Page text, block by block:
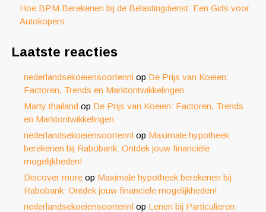
Hoe BPM Berekenen bij de Belastingdienst: Een Gids voor
Autokopers
Laatste reacties
nederlandsekoeiensoortennl op De Prijs van Koeien:
Factoren, Trends en Marktontwikkelingen
Marty thailand op De Prijs van Koeien: Factoren, Trends
en Marktontwikkelingen
nederlandsekoeiensoortennl op Maximale hypotheek
berekenen bij Rabobank: Ontdek jouw financiële
mogelijkheden!
Discover more op Maximale hypotheek berekenen bij
Rabobank: Ontdek jouw financiële mogelijkheden!
nederlandsekoeiensoortennl op Lenen bij Particulieren: